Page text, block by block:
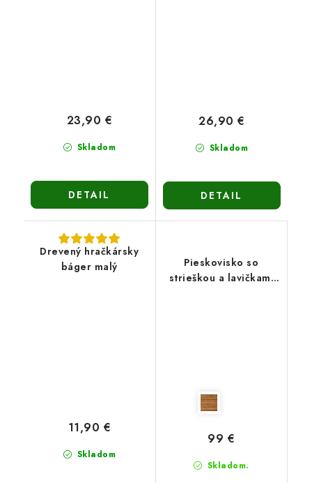
Skladom
23,90 €
DETAIL
Skladom
26,90 €
DETAIL
Drevený hračkársky
báger malý
Skladom
11,90 €
Pieskovisko so
strieškou a lavičkami
Skladom.
99 €